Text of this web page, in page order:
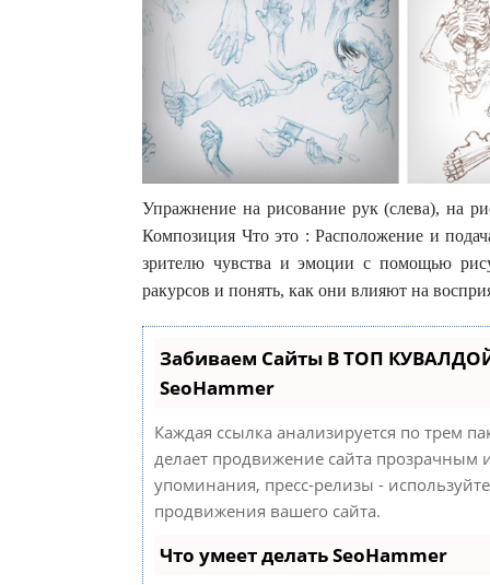
Упражнение на рисование рук (слева), на
Композиция Что это : Расположение и
зрителю чувства и эмоции с помощью
ракурсов и понять, как они влияют на
Забиваем Сайты В ТОП
SeoHammer
Каждая ссылка анализируется по трем
делает продвижение сайта прозрачным
упоминания, пресс-релизы -
продвижения вашего сайта.
Что умеет делать SeoHammer